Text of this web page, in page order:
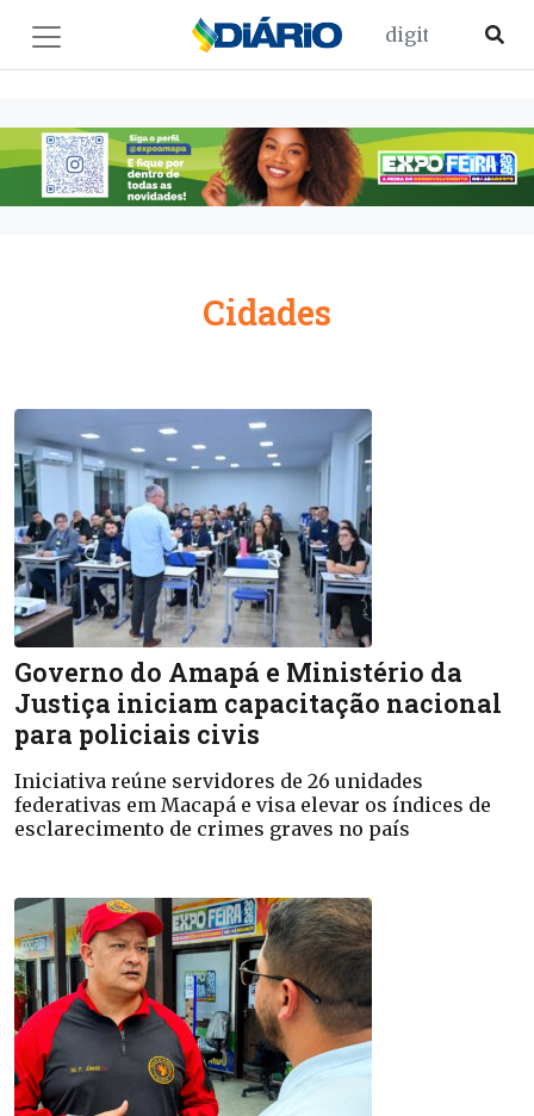
Cidades
Governo do Amapá e Ministério da
Justiça iniciam capacitação nacional
para policiais civis
Iniciativa reúne servidores de 26 unidades
federativas em Macapá e visa elevar os índices de
esclarecimento de crimes graves no país